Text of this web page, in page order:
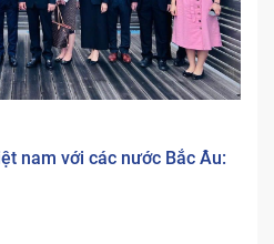
nam với các nước Bắc Âu: